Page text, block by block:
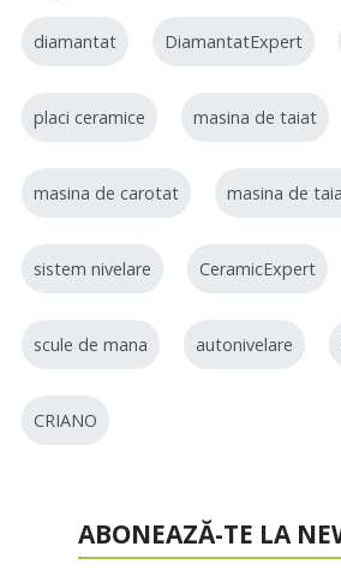
diamantat DiamantatExpert
placi ceramice masina de taiat
masina de carotat
sistem nivelare CeramicExpert
scule de mana autonivelare
CRIANO
ABONEAZĂ-TE LA